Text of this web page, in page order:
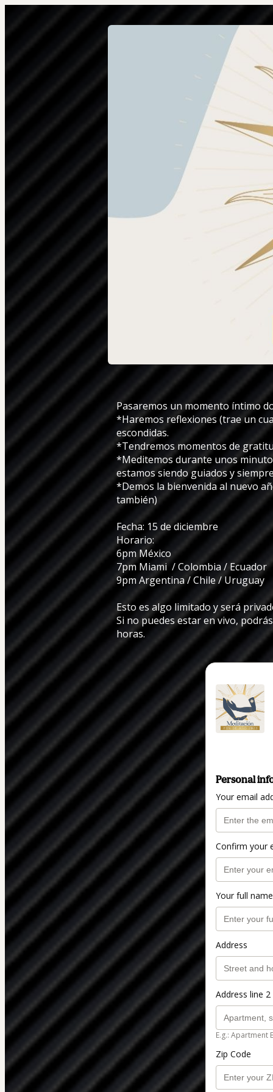
Pasaremos un momento íntimo
*Haremos reflexiones (trae un
escondidas.
*Tendremos momentos de
*Meditemos durante unos
estamos siendo guiados y
*Demos la bienvenida al nuevo
también)
Fecha: 15 de diciembre
Horario:
6pm México
7pm Miami  / Colombia / Ecuador
9pm Argentina / Chile / Uruguay
Esto es algo limitado y será
Si no puedes estar en vivo,
horas.
Personal
Your email
Confirm your
Your full name
Address
Address line
E.g.: Apartment
Zip Code